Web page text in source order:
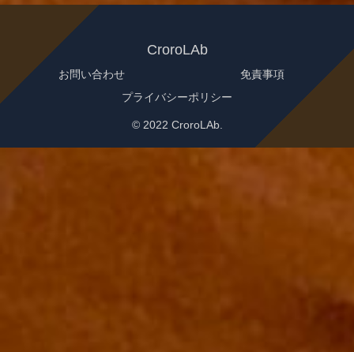
CroroLAb
お問い合わせ
免責事項
プライバシーポリシー
© 2022 CroroLAb.